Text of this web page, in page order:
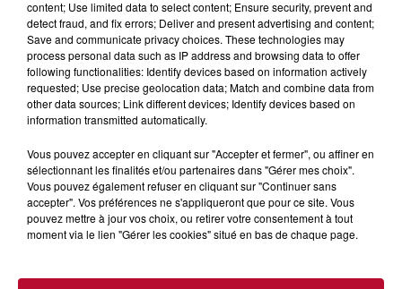
31 juillet 2026
Sète : les temps forts de la 282e fête de la
Saint-Louis
content; Use limited data to select content; Ensure security, prevent and
detect fraud, and fix errors; Deliver and present advertising and content;
Save and communicate privacy choices. These technologies may
process personal data such as IP address and browsing data to offer
following functionalities: Identify devices based on information actively
requested; Use precise geolocation data; Match and combine data from
other data sources; Link different devices; Identify devices based on
information transmitted automatically.
Vous pouvez accepter en cliquant sur "Accepter et fermer", ou affiner en
sélectionnant les finalités et/ou partenaires dans "Gérer mes choix".
Vous pouvez également refuser en cliquant sur "Continuer sans
accepter". Vos préférences ne s'appliqueront que pour ce site. Vous
pouvez mettre à jour vos choix, ou retirer votre consentement à tout
moment via le lien "Gérer les cookies" situé en bas de chaque page.